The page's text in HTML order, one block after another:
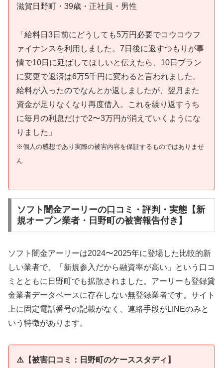
滋賀日野町・39歳・正社員・男性
「給料日3日前にどうしても5万円必要でコウコウフ
ァイナンスを利用しました。7日後に返すつもりが事
情で10日に延ばしてほしいと伝えたら、10日プラン
に変更で返済は6万5千円に変わると言われました。
給料が入ったのでなんとか返しましたが、翌月また
資金が足りなくなり再度借入。これを繰り返すうち
に毎月の利息だけで2〜3万円が消えていくようにな
りました」
※個人の感想であり実際の被害内容を保証するものではありませ
ん
ソフト闇金アーリーの口コミ・評判・実態【新
規オープン業者・日野町の被害報告付き】
ソフト闇金アーリーは2024〜2025年に登場した比較的新
しい業者で、「新規参入だから融資率が高い」という口コ
ミとともに日野町でも拡散されました。アーリーも登録貸
金業者データベースに存在しない無登録業者です。サイト
上に固定電話番号の記載がなく、連絡手段がLINEのみと
いう特徴があります。
⚠️【被害口コミ：日野町のケーススタディ】